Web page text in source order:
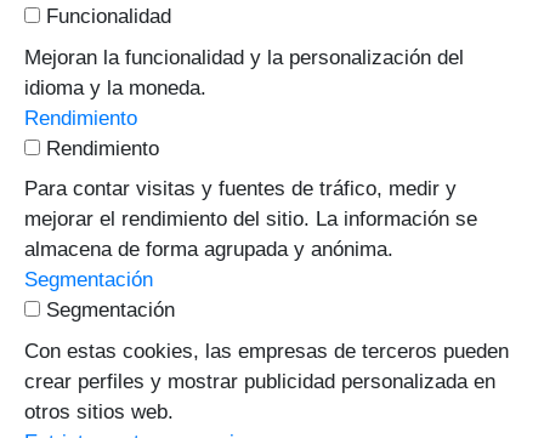
Funcionalidad
Mejoran la funcionalidad y la personalización del
idioma y la moneda.
Rendimiento
Rendimiento
Para contar visitas y fuentes de tráfico, medir y
mejorar el rendimiento del sitio. La información se
almacena de forma agrupada y anónima.
Segmentación
Segmentación
Con estas cookies, las empresas de terceros pueden
crear perfiles y mostrar publicidad personalizada en
otros sitios web.